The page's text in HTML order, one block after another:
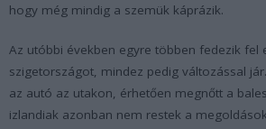
hogy még mindig a szemük káprázik.
Az utóbbi években egyre többen fedezik fel
szigetországot, mindez pedig változással
az autó az utakon, érhetően megnőtt a
izlandiak azonban nem restek a